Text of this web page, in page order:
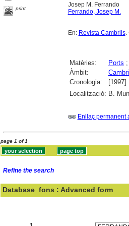
print
Josep M. Ferrando
Ferrando, Josep M.
En: Revista Cambrils.
Matèries: Ports ;
Àmbit:
Cronologia:
[1997]
Localització: B.
Enllaç permanent
page 1 of 1
Refine the search
Database fons : Advanced form